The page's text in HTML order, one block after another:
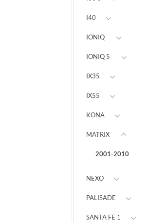
I40
IONIQ
IONIQ 5
IX35
IX55
KONA
MATRIX
2001-2010
NEXO
PALISADE
SANTA FE 1